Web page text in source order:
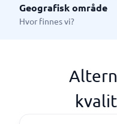
Geografisk område
Hvor finnes vi?